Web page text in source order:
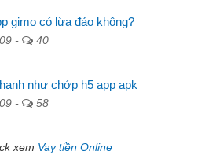
gimo có lừa đảo không?
- 40
như chớp h5 app apk
- 58
xem Vay tiền Online